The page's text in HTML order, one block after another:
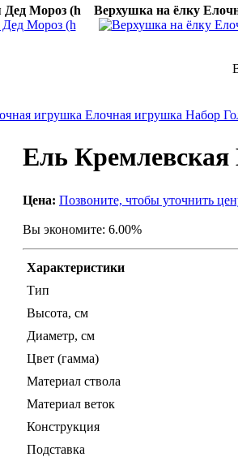
Дед Мороз (h
Верхушка на ёлку
игрушка Елочная игрушка Набор
Ель Кремлевская
Цена: Позвоните, чтобы уточнить
Вы экономите: 6.00%
Характеристики
Тип
Высота, см
Диаметр, см
Цвет (гамма)
Материал ствола
Материал веток
Конструкция
Подставка